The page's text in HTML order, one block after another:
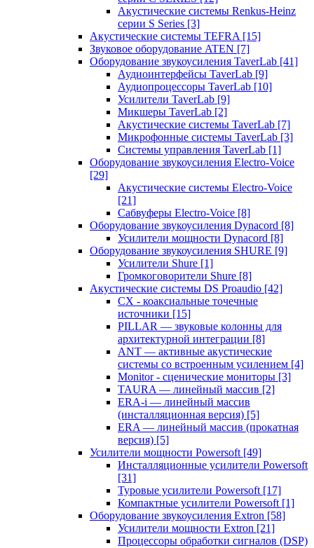
Акустические системы Renkus-Heinz
серии S Series [3]
Акустические системы TEFRA [15]
Звуковое оборудование ATEN [7]
Оборудование звукоусиления TaverLab [41]
Аудиоинтерфейсы TaverLab [9]
Аудиопроцессоры TaverLab [10]
Усилители TaverLab [9]
Микшеры TaverLab [2]
Акустические системы TaverLab [7]
Микрофонные системы TaverLab [3]
Системы управления TaverLab [1]
Оборудование звукоусиления Electro-Voice
[29]
Акустические системы Electro-Voice
[21]
Сабвуферы Electro-Voice [8]
Оборудование звукоусиления Dynacord [8]
Усилители мощности Dynacord [8]
Оборудование звукоусиления SHURE [9]
Усилители Shure [1]
Громкоговорители Shure [8]
Акустические системы DS Proaudio [42]
CX - коаксиальные точечные
источники [15]
PILLAR — звуковые колонны для
архитектурной интеграции [8]
ANT — активные акустические
системы со встроенным усилением [4]
Monitor - сценические мониторы [3]
TAURA — линейный массив [2]
ERA-i — линейный массив
(инсталляционная версия) [5]
ERA — линейный массив (прокатная
версия) [5]
Усилители мощности Powersoft [49]
Инсталляционные усилители Powersoft
[31]
Туровые усилители Powersoft [17]
Компактные усилители Powersoft [1]
Оборудование звукоусиления Extron [58]
Усилители мощности Extron [21]
Процессоры обработки сигналов (DSP)